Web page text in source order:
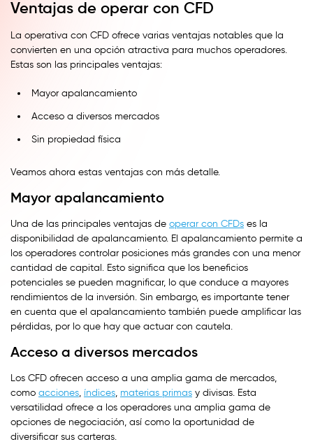
Ventajas de operar con CFD
La operativa con CFD ofrece varias ventajas notables que la
convierten en una opción atractiva para muchos operadores.
Estas son las principales ventajas:
Mayor apalancamiento
Acceso a diversos mercados
Sin propiedad física
Veamos ahora estas ventajas con más detalle.
Mayor apalancamiento
Una de las principales ventajas de operar con CFDs es la
disponibilidad de apalancamiento. El apalancamiento permite a
los operadores controlar posiciones más grandes con una menor
cantidad de capital. Esto significa que los beneficios
potenciales se pueden magnificar, lo que conduce a mayores
rendimientos de la inversión. Sin embargo, es importante tener
en cuenta que el apalancamiento también puede amplificar las
pérdidas, por lo que hay que actuar con cautela.
Acceso a diversos mercados
Los CFD ofrecen acceso a una amplia gama de mercados,
como acciones, índices, materias primas y divisas. Esta
versatilidad ofrece a los operadores una amplia gama de
opciones de negociación, así como la oportunidad de
diversificar sus carteras.